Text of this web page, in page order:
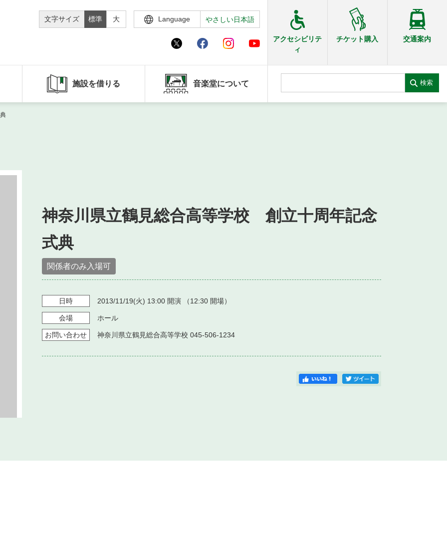
文字サイズ 標準 大 Language やさしい日本語
アクセシビリテ
ィ
チケット購入 交通案内
施設を借りる 音楽堂について 検索
神奈川県立鶴見総合高等学校 創立十周年記念
式典
関係者のみ入場可
日時 2013/11/19(火) 13:00 開演 （12:30 開場）
会場 ホール
お問い合わせ 神奈川県立鶴見総合高等学校 045-506-1234